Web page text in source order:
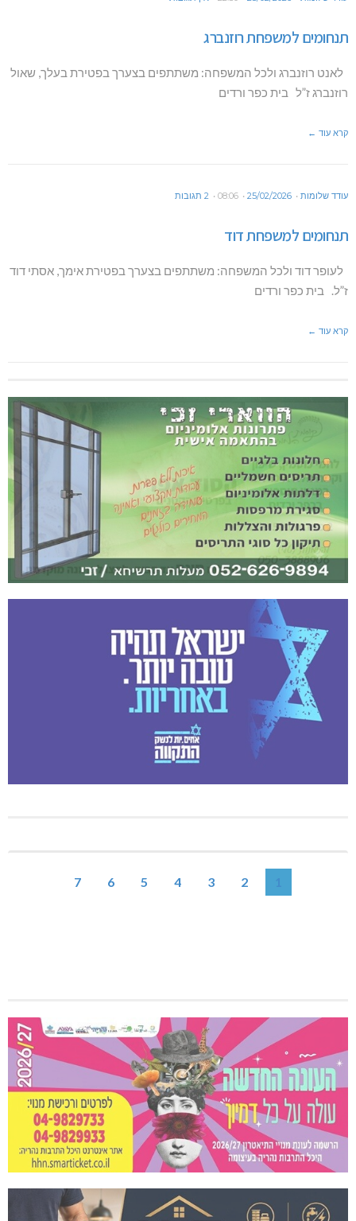
תנחומים למשפחת רוזנברג
לאנט רוזנברג ולכל המשפחה: משתתפים בצערך בפטירת בעלך, שאול
רוזנברג ז”ל בית כפר ורדים
קרא עוד ←
עודד שלומות 25/02/2026
08:06 2 תגובות
תנחומים למשפחת דוד
לעופר דוד ולכל המשפחה: משתתפים בצערך בפטירת אימך, אסתי דוד
ז”ל. בית כפר ורדים
קרא עוד ←
1
2
3
4
5
6
7